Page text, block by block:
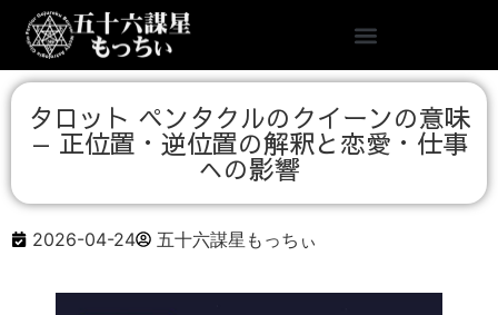
タロット ペンタクルのクイーンの意味
— 正位置・逆位置の解釈と恋愛・仕事
への影響
2026-04-24 五十六謀星もっちぃ